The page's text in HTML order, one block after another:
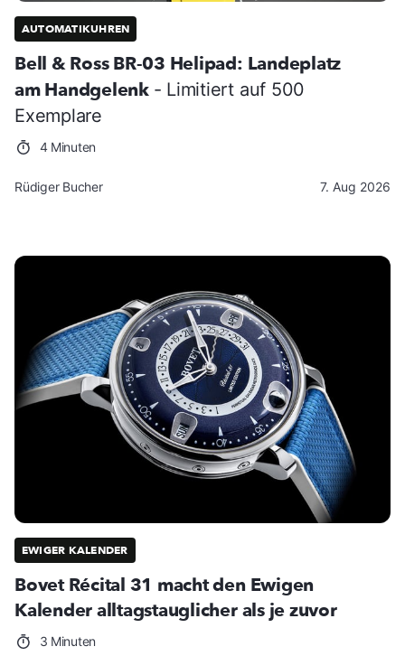
AUTOMATIKUHREN
Bell & Ross BR-03 Helipad: Landeplatz
am Handgelenk - Limitiert auf 500
Exemplare
4 Minuten
Rüdiger Bucher 7. Aug 2026
EWIGER KALENDER
Bovet Récital 31 macht den Ewigen
Kalender alltagstauglicher als je zuvor
3 Minuten